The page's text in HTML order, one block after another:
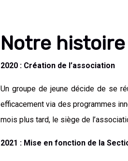
Notre histoire
2020 : Création de l’association
Un groupe de jeune décide de se
efficacement via des programmes
mois plus tard, le siège de
2021 : Mise en fonction de la